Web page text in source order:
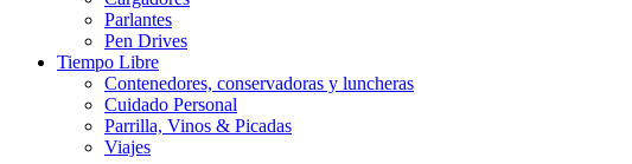
Parlantes
Pen Drives
Tiempo Libre
Contenedores, conservadoras y luncheras
Cuidado Personal
Parrilla, Vinos & Picadas
Viajes